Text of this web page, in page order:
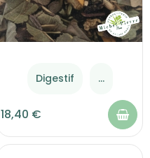
Digestif ...
18,40 €